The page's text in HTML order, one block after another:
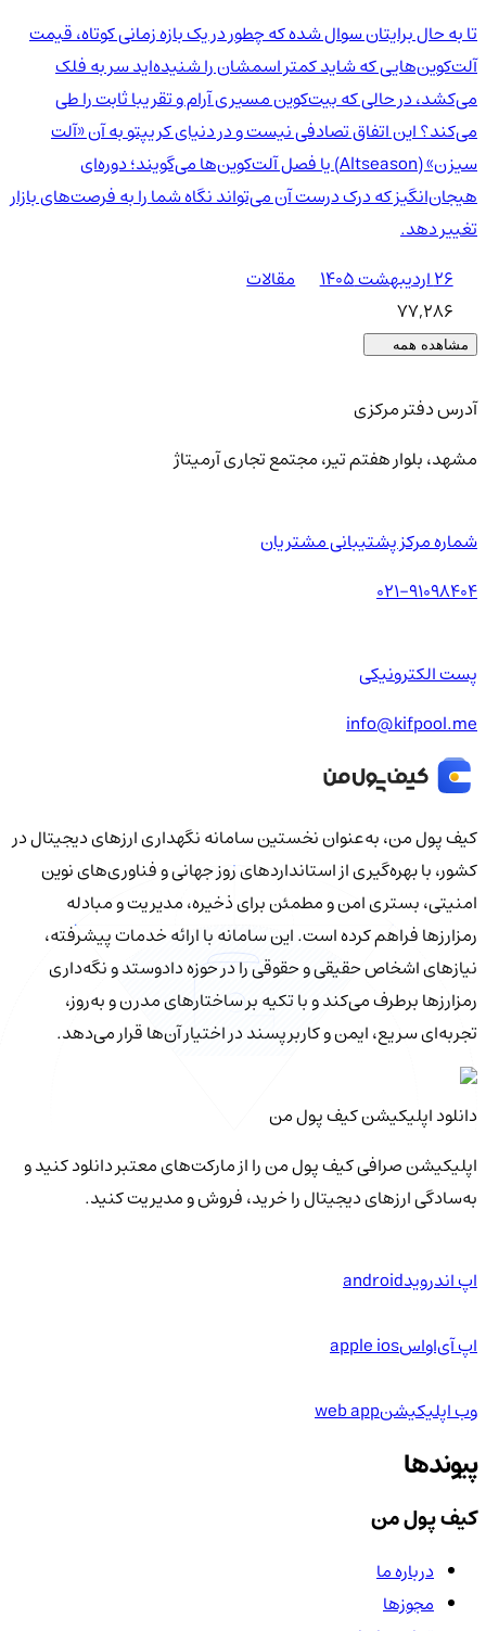
تا به حال برایتان سوال شده که چطور در یک بازه زمانی کوتاه، قیمت
آلت‌کوین‌هایی که شاید کمتر اسمشان را شنیده‌اید سر به فلک
می‌کشد، در حالی که بیت‌کوین مسیری آرام و تقریبا ثابت را طی
می‌کند؟ این اتفاق تصادفی نیست و در دنیای کریپتو به آن «آلت
سیزن» (Altseason) یا فصل آلت‌کوین‌ها می‌گویند؛ دوره‌ای
هیجان‌انگیز که درک درست آن می‌تواند نگاه شما را به فرصت‌های بازار
تغییر دهد.
۲۶ اردیبهشت ۱۴۰۵
مقالات
77,286
مشاهده همه
آدرس دفتر مرکزی
مشهد، بلوار هفتم تیر، مجتمع تجاری آرمیتاژ
شماره مرکز پشتیبانی مشتریان
021-91098404
پست الکترونیکی
info@kifpool.me
کیف‌ پول من، به‌عنوان نخستین سامانه نگهداری ارزهای دیجیتال در
کشور، با بهره‌گیری از استانداردهای روز جهانی و فناوری‌های نوین
امنیتی، بستری امن و مطمئن برای ذخیره، مدیریت و مبادله
رمزارزها فراهم کرده است. این سامانه با ارائه خدمات پیشرفته،
نیازهای اشخاص حقیقی و حقوقی را در حوزه دادوستد و نگه‌داری
رمزارزها برطرف می‌کند و با تکیه بر ساختارهای مدرن و به‌روز،
تجربه‌ای سریع، ایمن و کاربرپسند در اختیار آن‌ها قرار می‌دهد.
دانلود اپلیکیشن کیف‌ پول من
اپلیکیشن صرافی کیف پول من را از مارکت‌های معتبر دانلود کنید و
به‌سادگی ارزهای دیجیتال را خرید، فروش و مدیریت کنید.
اپ اندرویدandroid
اپ آی‌او‌اسapple ios
وب اپلیکیشنweb app
پیوندها
کیف پول من
درباره ما
مجوزها